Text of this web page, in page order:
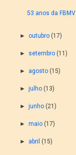
53 anos da
► outubro (17)
► setembro (11)
► agosto (15)
► julho (13)
► junho (21)
► maio (17)
► abril (15)